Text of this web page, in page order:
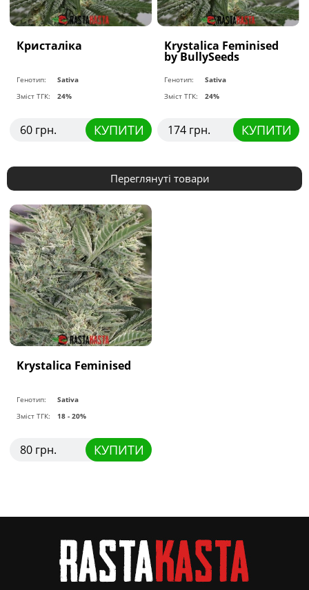
Кристаліка
Генотип:
Sativa
Зміст ТГК:
24%
60 грн. КУПИТИ
Krystalica Feminised
by BullySeeds
Генотип:
Sativa
Зміст ТГК:
24%
174 грн. КУПИТИ
Переглянуті товари
Krystalica Feminised
Генотип:
Sativa
Зміст ТГК:
18 - 20%
80 грн. КУПИТИ